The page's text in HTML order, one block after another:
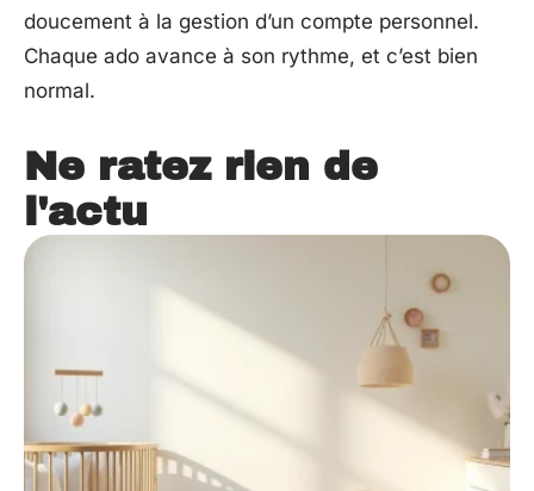
doucement à la gestion d’un compte personnel.
Chaque ado avance à son rythme, et c’est bien
normal.
Ne ratez rien de
l'actu